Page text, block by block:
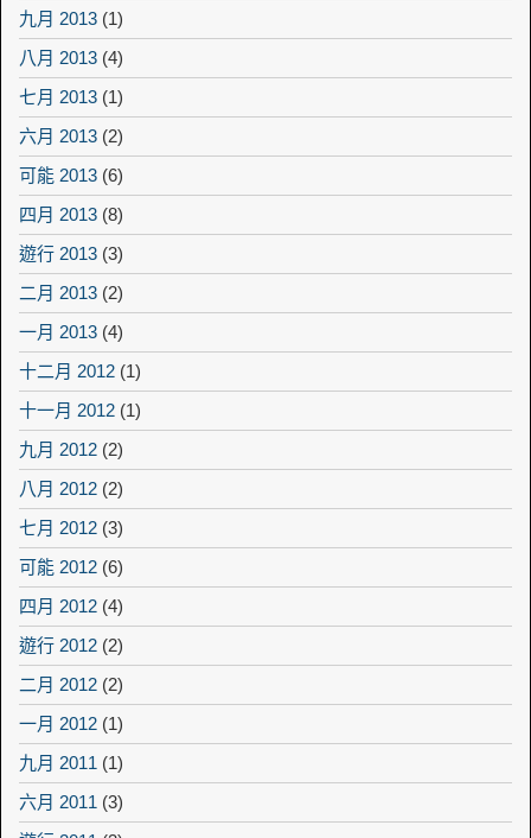
九月 2013 (1)
八月 2013 (4)
七月 2013 (1)
六月 2013 (2)
可能 2013 (6)
四月 2013 (8)
遊行 2013 (3)
二月 2013 (2)
一月 2013 (4)
十二月 2012 (1)
十一月 2012 (1)
九月 2012 (2)
八月 2012 (2)
七月 2012 (3)
可能 2012 (6)
四月 2012 (4)
遊行 2012 (2)
二月 2012 (2)
一月 2012 (1)
九月 2011 (1)
六月 2011 (3)